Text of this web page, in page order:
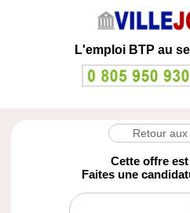
L'emploi BTP au
Retour
Cette offre
Faites une